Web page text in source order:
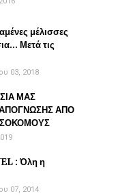
μέλισσες
Μετά τις
03, 2018
ΜΑΣ
ΑΠΟ
: Όλη η
07, 2014